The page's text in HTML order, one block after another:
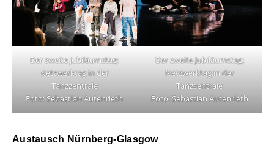
Der zweite Jubiläumstag:
Netzwerktag in der
Tanzzentrale
Foto: Sebastian Autenrieth
Der zweite Jubiläumstag:
Netzwerktag in der
Tanzzentrale
Foto: Sebastian Autenrieth
Austausch Nürnberg-Glasgow